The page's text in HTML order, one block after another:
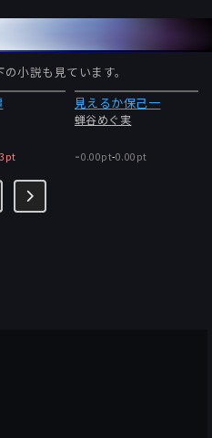
もビックリ。
びらか。
よ。
小説も見ています。
見えるか保己一
蝉谷めぐ実
-0.00pt-0.00pt